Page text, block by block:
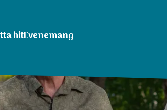
hitEvenemang